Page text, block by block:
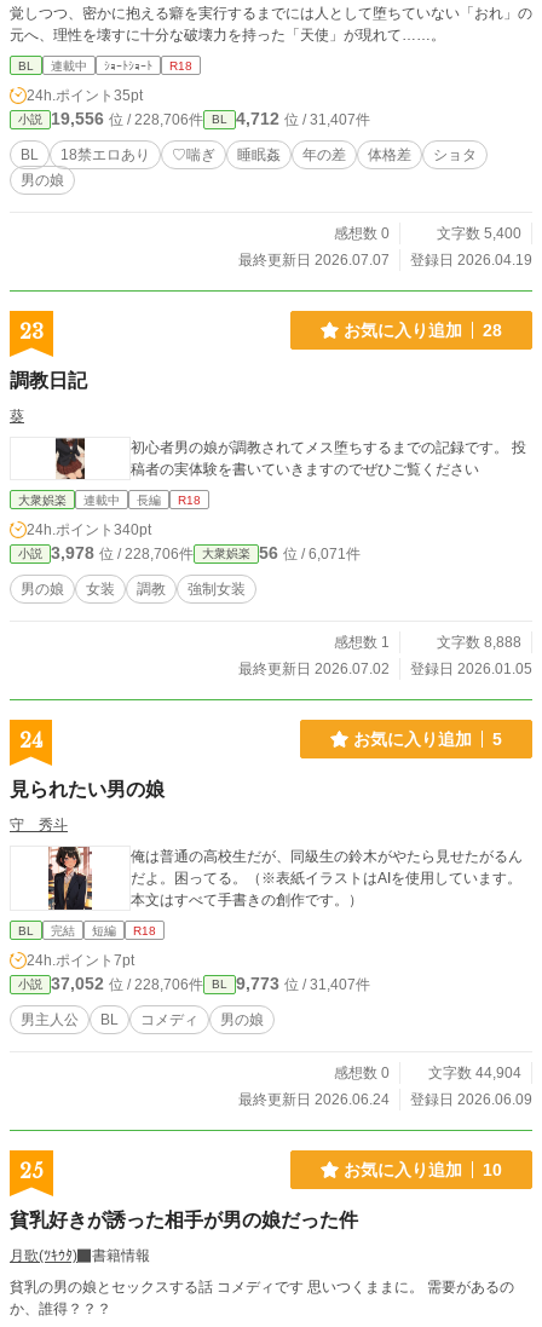
覚しつつ、密かに抱える癖を実行するまでには人として堕ちていない「おれ」の
元へ、理性を壊すに十分な破壊力を持った「天使」が現れて……。
BL 連載中 ｼｮｰﾄｼｮｰﾄ R18
24h.ポイント 35pt
小説 19,556 位 / 228,706件 BL 4,712 位 / 31,407件
BL 18禁エロあり ♡喘ぎ 睡眠姦 年の差 体格差
ショタ
男の娘
感想数 0
文字数 5,400
最終更新日 2026.07.07
登録日 2026.04.19
23 お気に入り追加 28
調教日記
葵
初心者男の娘が調教されてメス堕ちするまでの記録です。 投
稿者の実体験を書いていきますのでぜひご覧ください
大衆娯楽 連載中 長編 R18
24h.ポイント 340pt
小説 3,978 位 / 228,706件 大衆娯楽 56 位 / 6,071件
男の娘 女装 調教 強制女装
感想数 1
文字数 8,888
最終更新日 2026.07.02
登録日 2026.01.05
24 お気に入り追加 5
見られたい男の娘
守 秀斗
俺は普通の高校生だが、同級生の鈴木がやたら見せたがるん
だよ。困ってる。（※表紙イラストはAIを使用しています。
本文はすべて手書きの創作です。）
BL 完結 短編 R18
24h.ポイント 7pt
小説 37,052 位 / 228,706件 BL 9,773 位 / 31,407件
男主人公 BL コメディ 男の娘
感想数 0
文字数 44,904
最終更新日 2026.06.24
登録日 2026.06.09
25 お気に入り追加 10
貧乳好きが誘った相手が男の娘だった件
月歌(ﾂｷｳﾀ)
書籍情報
貧乳の男の娘とセックスする話 コメディです 思いつくままに。 需要があるの
か、誰得？？？